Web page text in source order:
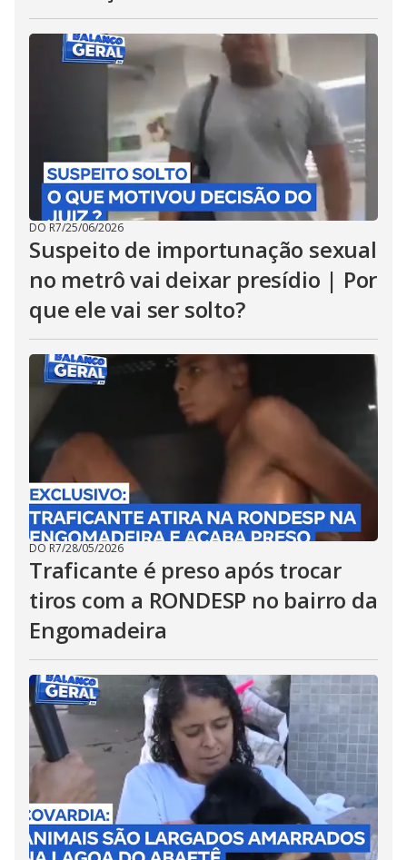
DO R7/25/06/2026
Suspeito de importunação sexual
no metrô vai deixar presídio | Por
que ele vai ser solto?
DO R7/28/05/2026
Traficante é preso após trocar
tiros com a RONDESP no bairro da
Engomadeira